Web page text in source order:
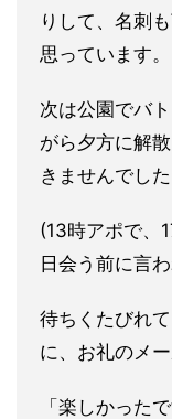
りして、名刺
思っています。
次は公園でバ
がら夕方に解
きませんでした
(13時アポで、
日会う前に言
待ちくたびれ
に、お礼のメ
「楽しかった